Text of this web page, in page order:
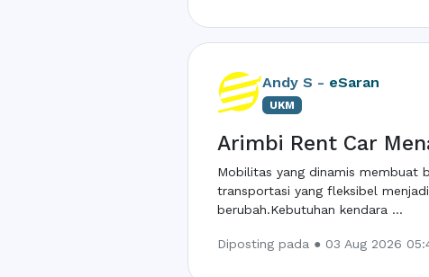
Andy S - eSaran
UKM
Arimbi Rent Car
Mobilitas yang dinamis membuat
transportasi yang fleksibel
berubah.Kebutuhan kendara ...
Diposting pada ● 03 Aug 2026